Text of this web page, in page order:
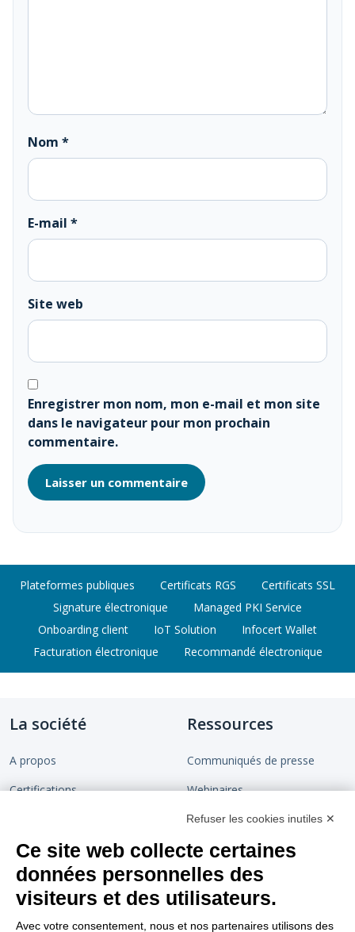
Nom *
E-mail *
Site web
Enregistrer mon nom, mon e-mail et mon site
dans le navigateur pour mon prochain
commentaire.
Plateformes publiques Certificats RGS
Certificats SSL
Signature électronique
Managed PKI Service
Onboarding client
IoT Solution
Infocert Wallet
Facturation électronique
Recommandé électronique
La société
A propos
Certifications
Rejoignez-nous
Contact
Ressources
Communiqués de presse
Webinaires
Chaîne de confiance
Blog
Support Nous suivre
Refuser les cookies inutiles ✕
Ce site web collecte certaines
données personnelles des
visiteurs et des utilisateurs.
Avec votre consentement, nous et nos partenaires utilisons des